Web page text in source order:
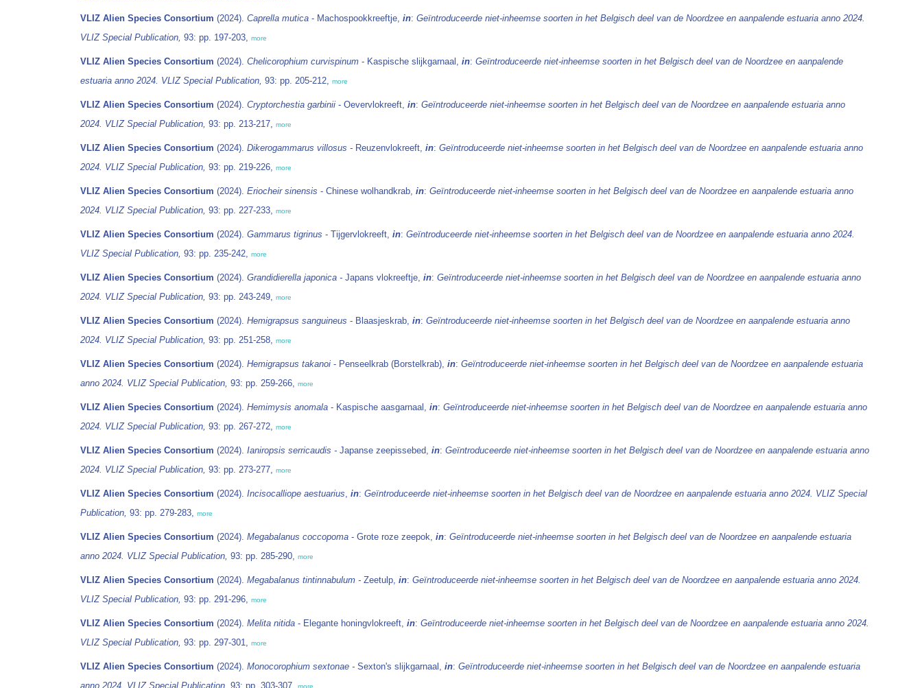
VLIZ Alien Species Consortium (2024). Caprella mutica - Machospookkreeftje, in: Geïntroduceerde niet-inheemse soorten in het Belgisch deel van de Noordzee en aanpalende estuaria anno 2024.
VLIZ Special Publication, 93: pp. 197-203, more
VLIZ Alien Species Consortium (2024). Chelicorophium curvispinum - Kaspische slijkgarnaal, in: Geïntroduceerde niet-inheemse soorten in het Belgisch deel van de Noordzee en aanpalende
estuaria anno 2024. VLIZ Special Publication, 93: pp. 205-212, more
VLIZ Alien Species Consortium (2024). Cryptorchestia garbinii - Oevervlokreeft, in: Geïntroduceerde niet-inheemse soorten in het Belgisch deel van de Noordzee en aanpalende estuaria anno
2024. VLIZ Special Publication, 93: pp. 213-217, more
VLIZ Alien Species Consortium (2024). Dikerogammarus villosus - Reuzenvlokreeft, in: Geïntroduceerde niet-inheemse soorten in het Belgisch deel van de Noordzee en aanpalende estuaria anno
2024. VLIZ Special Publication, 93: pp. 219-226, more
VLIZ Alien Species Consortium (2024). Eriocheir sinensis - Chinese wolhandkrab, in: Geïntroduceerde niet-inheemse soorten in het Belgisch deel van de Noordzee en aanpalende estuaria anno
2024. VLIZ Special Publication, 93: pp. 227-233, more
VLIZ Alien Species Consortium (2024). Gammarus tigrinus - Tijgervlokreeft, in: Geïntroduceerde niet-inheemse soorten in het Belgisch deel van de Noordzee en aanpalende estuaria anno 2024.
VLIZ Special Publication, 93: pp. 235-242, more
VLIZ Alien Species Consortium (2024). Grandidierella japonica - Japans vlokreeftje, in: Geïntroduceerde niet-inheemse soorten in het Belgisch deel van de Noordzee en aanpalende estuaria anno
2024. VLIZ Special Publication, 93: pp. 243-249, more
VLIZ Alien Species Consortium (2024). Hemigrapsus sanguineus - Blaasjeskrab, in: Geïntroduceerde niet-inheemse soorten in het Belgisch deel van de Noordzee en aanpalende estuaria anno
2024. VLIZ Special Publication, 93: pp. 251-258, more
VLIZ Alien Species Consortium (2024). Hemigrapsus takanoi - Penseelkrab (Borstelkrab), in: Geïntroduceerde niet-inheemse soorten in het Belgisch deel van de Noordzee en aanpalende estuaria
anno 2024. VLIZ Special Publication, 93: pp. 259-266, more
VLIZ Alien Species Consortium (2024). Hemimysis anomala - Kaspische aasgarnaal, in: Geïntroduceerde niet-inheemse soorten in het Belgisch deel van de Noordzee en aanpalende estuaria anno
2024. VLIZ Special Publication, 93: pp. 267-272, more
VLIZ Alien Species Consortium (2024). Ianiropsis serricaudis - Japanse zeepissebed, in: Geïntroduceerde niet-inheemse soorten in het Belgisch deel van de Noordzee en aanpalende estuaria anno
2024. VLIZ Special Publication, 93: pp. 273-277, more
VLIZ Alien Species Consortium (2024). Incisocalliope aestuarius, in: Geïntroduceerde niet-inheemse soorten in het Belgisch deel van de Noordzee en aanpalende estuaria anno 2024. VLIZ Special
Publication, 93: pp. 279-283, more
VLIZ Alien Species Consortium (2024). Megabalanus coccopoma - Grote roze zeepok, in: Geïntroduceerde niet-inheemse soorten in het Belgisch deel van de Noordzee en aanpalende estuaria
anno 2024. VLIZ Special Publication, 93: pp. 285-290, more
VLIZ Alien Species Consortium (2024). Megabalanus tintinnabulum - Zeetulp, in: Geïntroduceerde niet-inheemse soorten in het Belgisch deel van de Noordzee en aanpalende estuaria anno 2024.
VLIZ Special Publication, 93: pp. 291-296, more
VLIZ Alien Species Consortium (2024). Melita nitida - Elegante honingvlokreeft, in: Geïntroduceerde niet-inheemse soorten in het Belgisch deel van de Noordzee en aanpalende estuaria anno 2024.
VLIZ Special Publication, 93: pp. 297-301, more
VLIZ Alien Species Consortium (2024). Monocorophium sextonae - Sexton's slijkgarnaal, in: Geïntroduceerde niet-inheemse soorten in het Belgisch deel van de Noordzee en aanpalende estuaria
anno 2024. VLIZ Special Publication, 93: pp. 303-307, more